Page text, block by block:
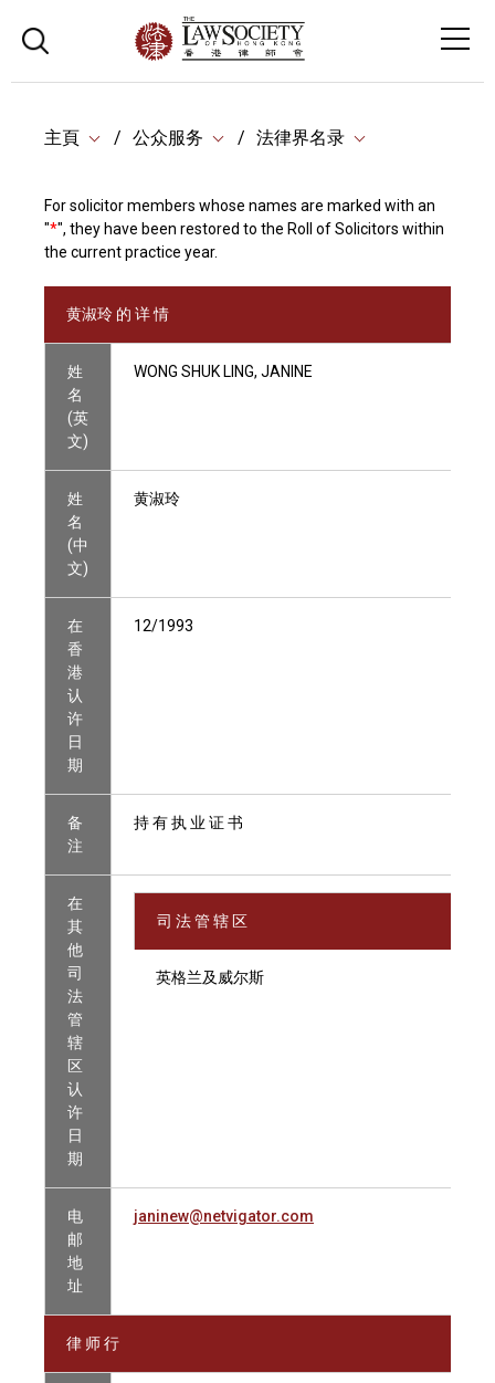
主頁 公众服务 法律界名录
For solicitor members whose names are marked with an
"*", they have been restored to the Roll of Solicitors within
the current practice year.
黄淑玲 的 详 情
姓
名
(英
文)
WONG SHUK LING, JANINE
姓
名
(中
文)
黄淑玲
在
香
港
认
许
日
期
12/1993
备
注
持 有 执 业 证 书
在
其
他
司
法
管
辖
区
认
许
日
期
司 法 管 辖 区
英格兰及威尔斯
电
邮
地
址
janinew@netvigator.com
律 师 行